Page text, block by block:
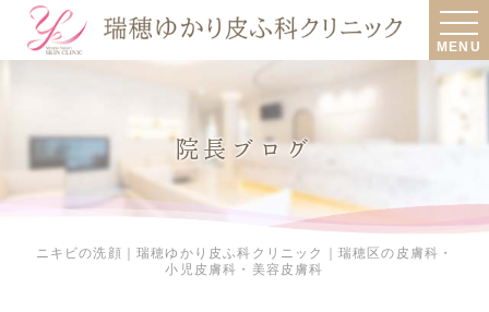
MENU
院長ブログ
ニキビの洗顔｜瑞穂ゆかり皮ふ科クリニック｜瑞穂区の皮膚科・
小児皮膚科・美容皮膚科